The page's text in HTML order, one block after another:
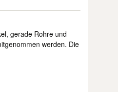
gerade Rohre und
werden. Die